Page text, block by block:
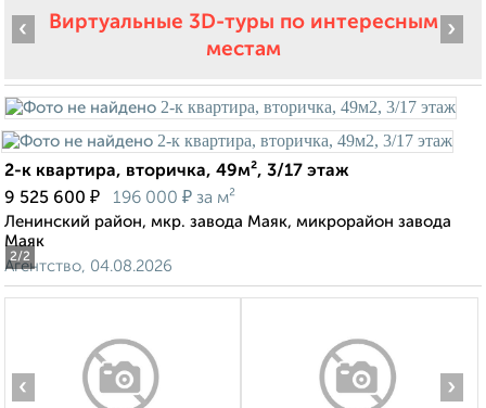
Виртуальные 3D-туры по интересным
местам
2/2
‹ ›
2-к квартира, вторичка, 49м², 3/17 этаж
9 525 600 ₽ 196 000 ₽ за м²
Ленинский район, мкр. завода Маяк, микрорайон завода
Маяк
Агентство, 04.08.2026
‹ ›